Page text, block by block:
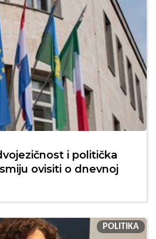
i politička
ovisiti o dnevnoj
POLITIKA